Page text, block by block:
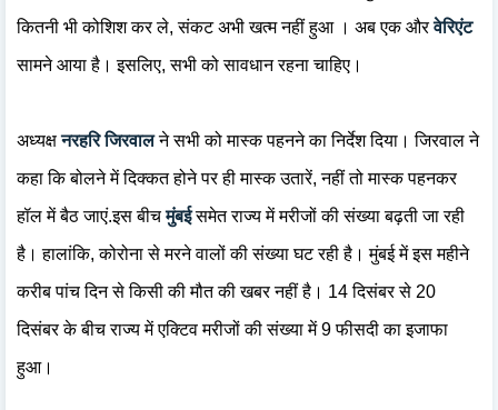
कितनी भी कोशिश कर ले, संकट अभी खत्म नहीं हुआ । अब एक औरवेरिएंट
सामने आया है। इसलिए, सभी को सावधान रहना चाहिए।
अध्यक्षनरहरि जिरवालने सभी को मास्क पहनने का निर्देश दिया। जिरवाल ने
कहा कि बोलने में दिक्कत होने पर ही मास्क उतारें, नहीं तो मास्क पहनकर
हॉल में बैठ जाएं.इस बीचमुंबईसमेत राज्य में मरीजों की संख्या बढ़ती जा रही
है। हालांकि, कोरोना से मरने वालों की संख्या घट रही है। मुंबई में इस महीने
करीब पांच दिन से किसी की मौत की खबर नहीं है। 14 दिसंबर से 20
दिसंबर के बीच राज्य में एक्टिव मरीजों की संख्या में 9 फीसदी का इजाफा
हुआ।